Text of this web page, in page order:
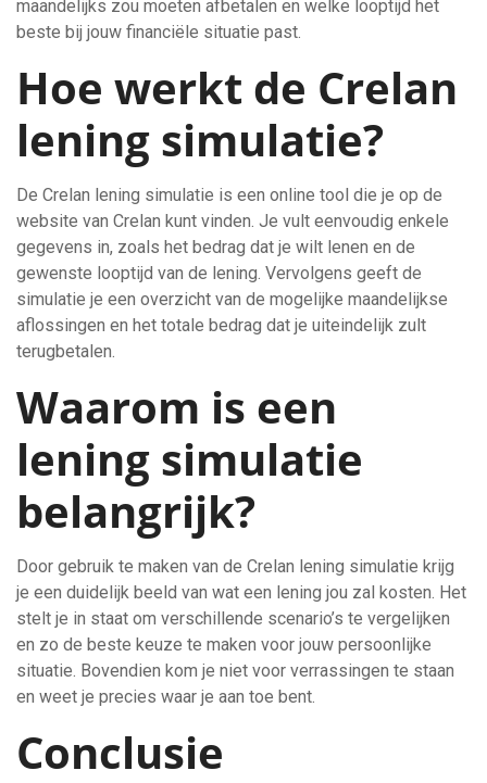
maandelijks zou moeten afbetalen en welke looptijd het
beste bij jouw financiële situatie past.
Hoe werkt de Crelan
lening simulatie?
De Crelan lening simulatie is een online tool die je op de
website van Crelan kunt vinden. Je vult eenvoudig enkele
gegevens in, zoals het bedrag dat je wilt lenen en de
gewenste looptijd van de lening. Vervolgens geeft de
simulatie je een overzicht van de mogelijke maandelijkse
aflossingen en het totale bedrag dat je uiteindelijk zult
terugbetalen.
Waarom is een
lening simulatie
belangrijk?
Door gebruik te maken van de Crelan lening simulatie krijg
je een duidelijk beeld van wat een lening jou zal kosten. Het
stelt je in staat om verschillende scenario’s te vergelijken
en zo de beste keuze te maken voor jouw persoonlijke
situatie. Bovendien kom je niet voor verrassingen te staan
en weet je precies waar je aan toe bent.
Conclusie